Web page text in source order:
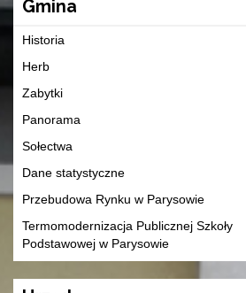
Gmina
Historia
Herb
Zabytki
Panorama
Sołectwa
Dane statystyczne
Przebudowa Rynku w Parysowie
Termomodernizacja Publicznej Szkoły
Podstawowej w Parysowie